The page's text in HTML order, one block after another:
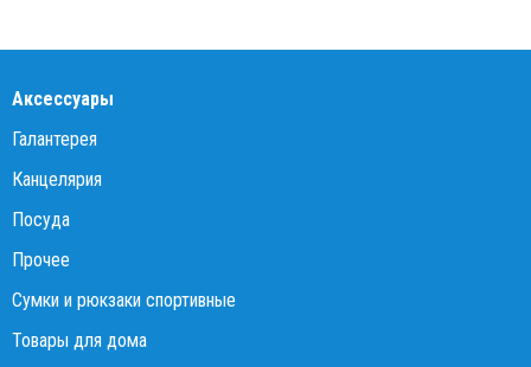
Аксессуары
Галантерея
Канцелярия
Посуда
Прочее
Сумки и рюкзаки спортивные
Товары для дома